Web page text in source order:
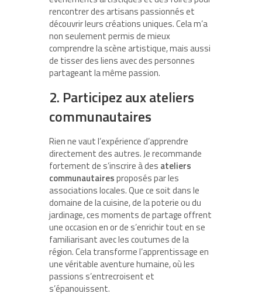
rencontrer des artisans passionnés et
découvrir leurs créations uniques. Cela m’a
non seulement permis de mieux
comprendre la scène artistique, mais aussi
de tisser des liens avec des personnes
partageant la même passion.
2. Participez aux ateliers
communautaires
Rien ne vaut l’expérience d’apprendre
directement des autres. Je recommande
fortement de s’inscrire à des ateliers
communautairesproposés par les
associations locales. Que ce soit dans le
domaine de la cuisine, de la poterie ou du
jardinage, ces moments de partage offrent
une occasion en or de s’enrichir tout en se
familiarisant avec les coutumes de la
région. Cela transforme l’apprentissage en
une véritable aventure humaine, où les
passions s’entrecroisent et
s’épanouissent.